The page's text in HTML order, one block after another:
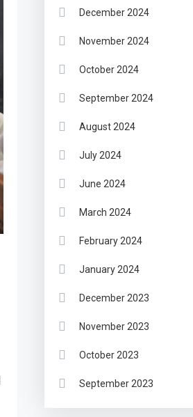
December 2024
November 2024
October 2024
September 2024
August 2024
July 2024
June 2024
March 2024
February 2024
January 2024
December 2023
November 2023
October 2023
September 2023